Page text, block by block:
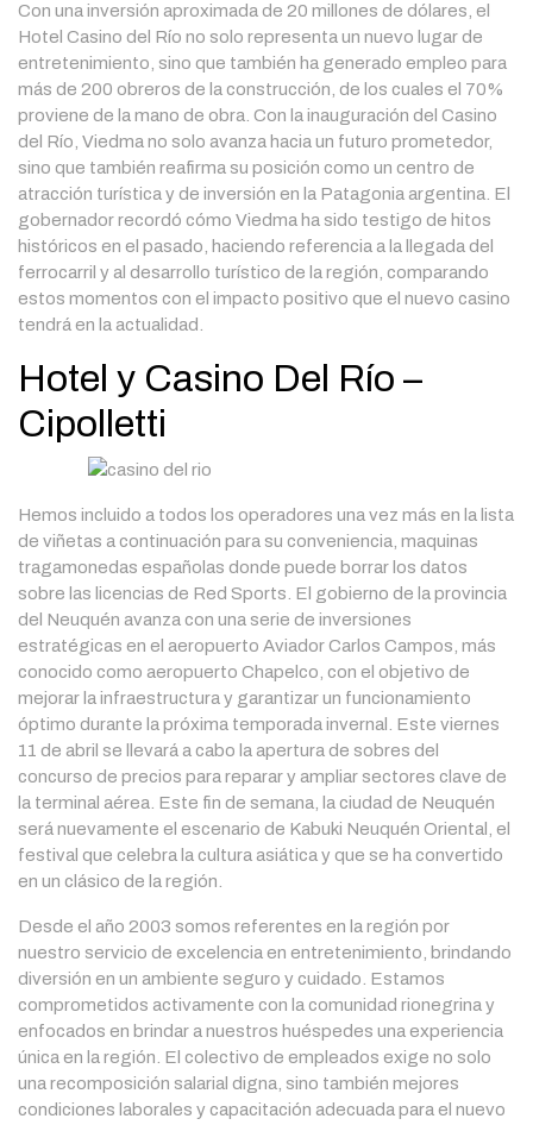
Con una inversión aproximada de 20 millones de dólares, el
Hotel Casino del Río no solo representa un nuevo lugar de
entretenimiento, sino que también ha generado empleo para
más de 200 obreros de la construcción, de los cuales el 70%
proviene de la mano de obra. Con la inauguración del Casino
del Río, Viedma no solo avanza hacia un futuro prometedor,
sino que también reafirma su posición como un centro de
atracción turística y de inversión en la Patagonia argentina. El
gobernador recordó cómo Viedma ha sido testigo de hitos
históricos en el pasado, haciendo referencia a la llegada del
ferrocarril y al desarrollo turístico de la región, comparando
estos momentos con el impacto positivo que el nuevo casino
tendrá en la actualidad.
Hotel y Casino Del Río –
Cipolletti
Hemos incluido a todos los operadores una vez más en la lista
de viñetas a continuación para su conveniencia, maquinas
tragamonedas españolas donde puede borrar los datos
sobre las licencias de Red Sports. El gobierno de la provincia
del Neuquén avanza con una serie de inversiones
estratégicas en el aeropuerto Aviador Carlos Campos, más
conocido como aeropuerto Chapelco, con el objetivo de
mejorar la infraestructura y garantizar un funcionamiento
óptimo durante la próxima temporada invernal. Este viernes
11 de abril se llevará a cabo la apertura de sobres del
concurso de precios para reparar y ampliar sectores clave de
la terminal aérea. Este fin de semana, la ciudad de Neuquén
será nuevamente el escenario de Kabuki Neuquén Oriental, el
festival que celebra la cultura asiática y que se ha convertido
en un clásico de la región.
Desde el año 2003 somos referentes en la región por
nuestro servicio de excelencia en entretenimiento, brindando
diversión en un ambiente seguro y cuidado. Estamos
comprometidos activamente con la comunidad rionegrina y
enfocados en brindar a nuestros huéspedes una experiencia
única en la región. El colectivo de empleados exige no solo
una recomposición salarial digna, sino también mejores
condiciones laborales y capacitación adecuada para el nuevo